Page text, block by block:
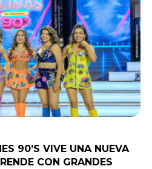
90’S VIVE UNA NUEVA
CON GRANDES